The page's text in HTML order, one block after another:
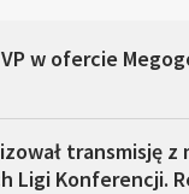
w ofercie
transmisję z
Ligi Konferencji.